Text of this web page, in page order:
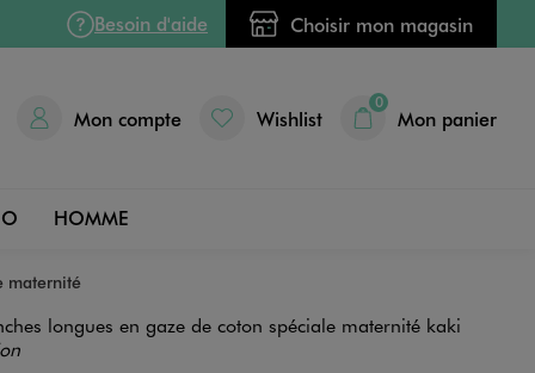
Besoin d'aide Choisir mon magasin
Mon compte Wishlist
0
Mon panier
HOMME
maternité
longues en gaze de coton spéciale maternité kaki